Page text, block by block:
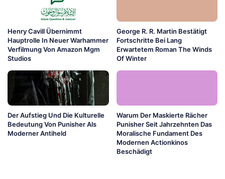
Henry Cavill Übernimmt
Hauptrolle In Neuer Warhammer
Verfilmung Von Amazon Mgm
Studios
George R. R. Martin Bestätigt
Fortschritte Bei Lang
Erwartetem Roman The Winds
Of Winter
Der Aufstieg Und Die Kulturelle
Bedeutung Von Punisher Als
Moderner Antiheld
Warum Der Maskierte Rächer
Punisher Seit Jahrzehnten Das
Moralische Fundament Des
Modernen Actionkinos
Beschädigt